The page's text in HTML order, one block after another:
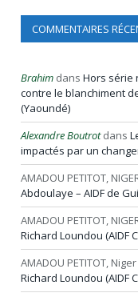
COMMENTAIRES
Brahim dans Hors série
contre le blanchiment
(Yaoundé)
Alexandre Boutrotdans
impactés par un
AMADOU PETITOT,
Abdoulaye – AIDF de
AMADOU PETITOT,
Richard Loundou (AIDF
AMADOU PETITOT, Niger
Richard Loundou (AIDF